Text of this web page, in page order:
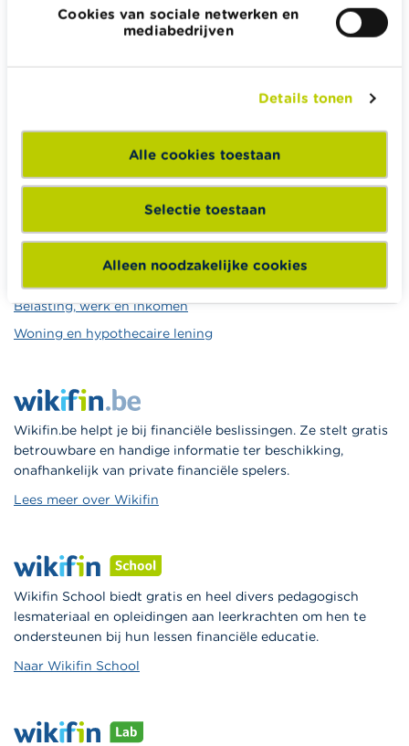
Cookies van sociale netwerken en
mediabedrijven
Details tonen
Alle cookies toestaan
Selectie toestaan
Alleen noodzakelijke cookies
GERELATEERDE INHOUD
Pensioen en pensioenvoorbereiding
Belasting, werk en inkomen
Woning en hypothecaire lening
Wikifin.be helpt je bij financiële beslissingen. Ze stelt gratis
betrouwbare en handige informatie ter beschikking,
onafhankelijk van private financiële spelers.
Lees meer over Wikifin
Wikifin School biedt gratis en heel divers pedagogisch
lesmateriaal en opleidingen aan leerkrachten om hen te
ondersteunen bij hun lessen financiële educatie.
Naar Wikifin School